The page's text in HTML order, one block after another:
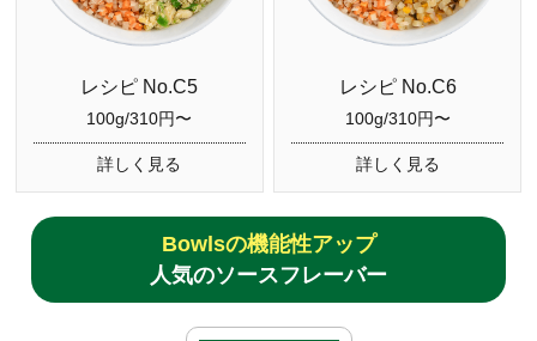
レシピ No.C5
100g/310円〜
詳しく見る
レシピ No.C6
100g/310円〜
詳しく見る
Bowlsの機能性アップ
人気のソースフレーバー